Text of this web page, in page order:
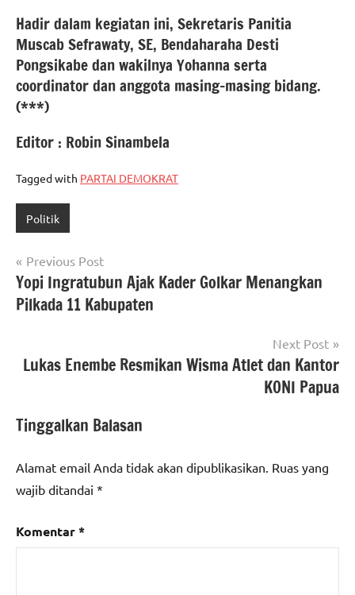
Hadir dalam kegiatan ini, Sekretaris Panitia
Muscab Sefrawaty, SE, Bendaharaha Desti
Pongsikabe dan wakilnya Yohanna serta
coordinator dan anggota masing-masing bidang.
(***)
Editor : Robin Sinambela
Tagged with PARTAI DEMOKRAT
Politik
Navigasi
pos
Previous Post
Yopi Ingratubun Ajak Kader Golkar Menangkan
Pilkada 11 Kabupaten
Next Post
Lukas Enembe Resmikan Wisma Atlet dan Kantor
KONI Papua
Tinggalkan Balasan
Alamat email Anda tidak akan dipublikasikan. Ruas yang
wajib ditandai *
Komentar*